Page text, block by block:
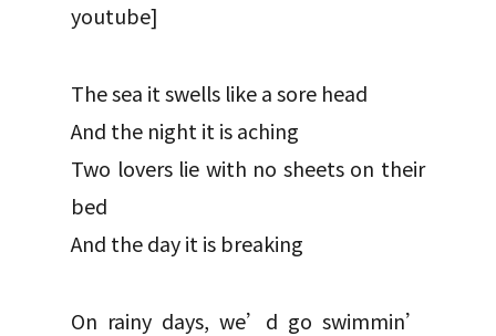
youtube]
The sea it swells like a sore head
And the night it is aching
Two lovers lie with no sheets on their
bed
And the day it is breaking
On rainy days, we’d go swimmin’